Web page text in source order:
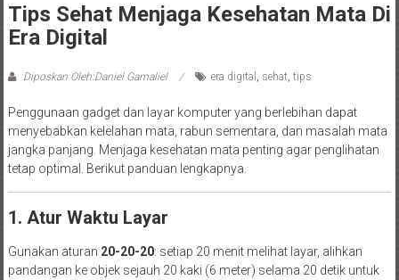
Tips Sehat Menjaga Kesehatan Mata Di
Era Digital
Diposkan Oleh:Daniel Gamaliel era digital sehat tips
Penggunaan gadget dan layar komputer yang berlebihan dapat
menyebabkan kelelahan mata, rabun sementara, dan masalah mata
jangka panjang. Menjaga kesehatan mata penting agar penglihatan
tetap optimal. Berikut panduan lengkapnya.
1. Atur Waktu Layar
Gunakan aturan 20-20-20: setiap 20 menit melihat layar, alihkan
pandangan ke objek sejauh 20 kaki (6 meter) selama 20 detik untuk